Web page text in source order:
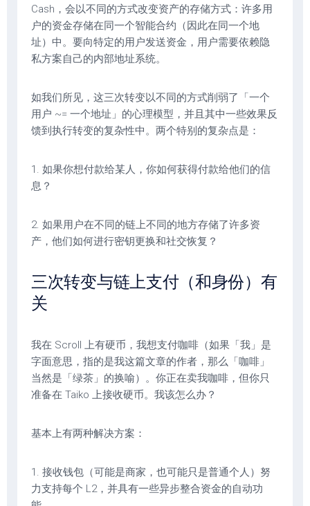
Cash，会以不同的方式改变资产的存储方式：许多用
户的资金存储在同一个智能合约（因此在同一个地
址）中。要向特定的用户发送资金，用户需要依赖隐
私方案自己的内部地址系统。
如我们所见，这三次转变以不同的方式削弱了「一个
用户 ~= 一个地址」的心理模型，并且其中一些效果反
馈到执行转变的复杂性中。两个特别的复杂点是：
1. 如果你想付款给某人，你如何获得付款给他们的信
息？
2. 如果用户在不同的链上不同的地方存储了许多资
产，他们如何进行密钥更换和社交恢复？
三次转变与链上支付（和身份）有
关
我在 Scroll 上有硬币，我想支付咖啡（如果「我」是
字面意思，指的是我这篇文章的作者，那么「咖啡」
当然是「绿茶」的换喻）。你正在卖我咖啡，但你只
准备在 Taiko 上接收硬币。我该怎么办？
基本上有两种解决方案：
1. 接收钱包（可能是商家，也可能只是普通个人）努
力支持每个 L2，并具有一些异步整合资金的自动功